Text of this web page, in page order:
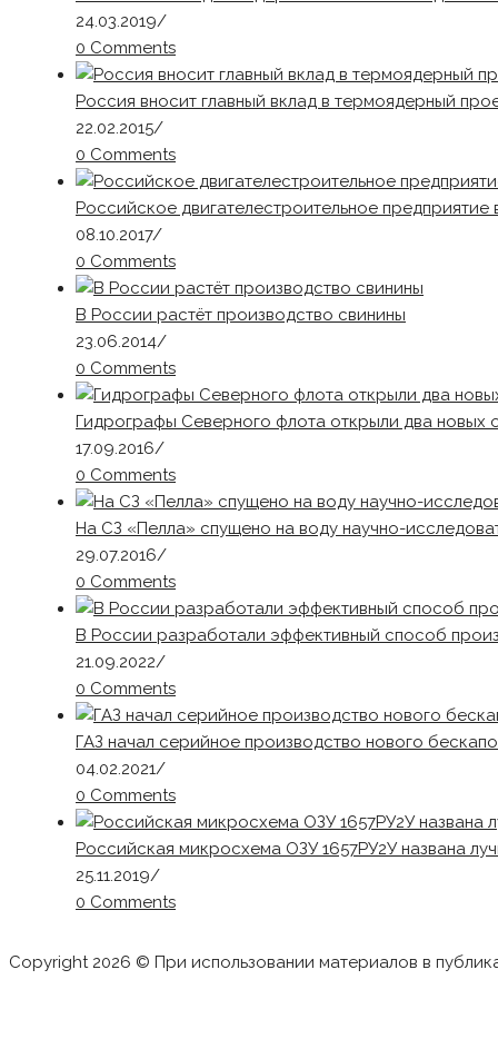
24.03.2019/
0 Comments
Россия вносит главный вклад в термоядерный
22.02.2015/
0 Comments
Российское двигателестроительное
08.10.2017/
0 Comments
В России растёт производство свинины
23.06.2014/
0 Comments
Гидрографы Северного флота открыли два новых
17.09.2016/
0 Comments
На СЗ «Пелла» спущено на воду научно-
29.07.2016/
0 Comments
В России разработали эффективный способ
21.09.2022/
0 Comments
ГАЗ начал серийное производство нового
04.02.2021/
0 Comments
Российская микросхема ОЗУ 1657РУ2У названа
25.11.2019/
0 Comments
Copyright 2026 © При использовании материалов в